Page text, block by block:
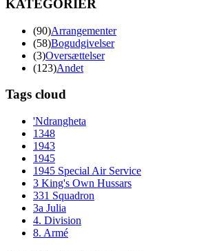
KATEGORIER
(90)Arrangementer
(58)Bogudgivelser
(3)Oversættelser
(123)Andet
Tags cloud
'Ndrangheta
1348
1943
1945
1945 Special Air Service
3 King's Own Hussars
331 Squadron
3a Julia
4. Division
8. Armé